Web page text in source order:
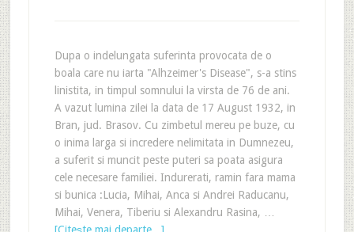
Dupa o indelungata suferinta provocata de o
boala care nu iarta "Alhzeimer's Disease", s-a stins
linistita, in timpul somnului la virsta de 76 de ani.
A vazut lumina zilei la data de 17 August 1932, in
Bran, jud. Brasov. Cu zimbetul mereu pe buze, cu
o inima larga si incredere nelimitata in Dumnezeu,
a suferit si muncit peste puteri sa poata asigura
cele necesare familiei. Indurerati, ramin fara mama
si bunica :Lucia, Mihai, Anca si Andrei Raducanu,
Mihai, Venera, Tiberiu si Alexandru Rasina, …